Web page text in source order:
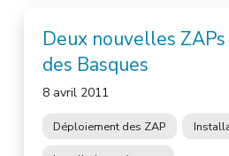
Deux nouvelles ZAPs
des Basques
8 avril 2011
Déploiement des ZAP